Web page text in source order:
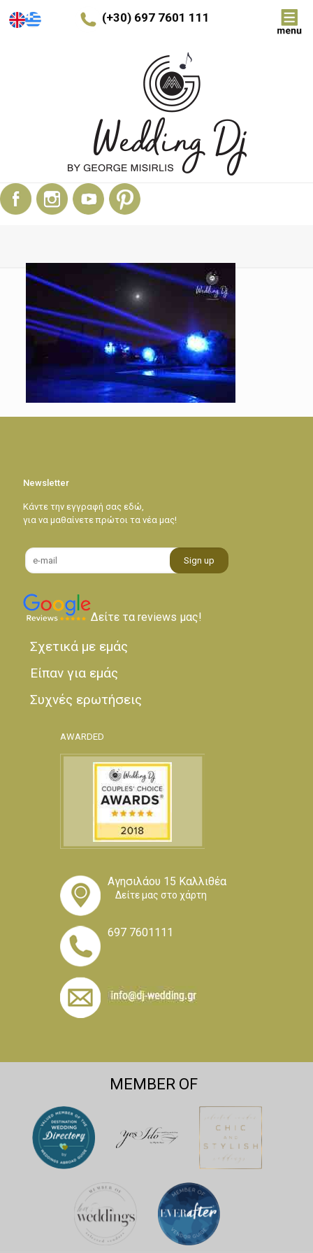
(+30) 697 7601 111
Newsletter
Κάντε την εγγραφή σας εδώ,
για να μαθαίνετε πρώτοι τα νέα μας!
Δείτε τα reviews μας!
Σχετικά με εμάς
Είπαν για εμάς
Συχνές ερωτήσεις
AWARDED
Αγησιλάου 15 Καλλιθέα
Δείτε μας στο χάρτη
697 7601111
MEMBER OF